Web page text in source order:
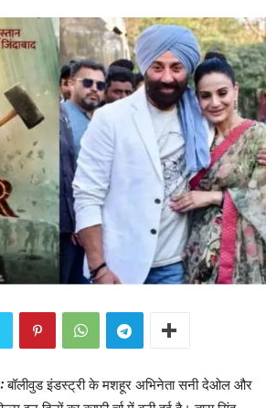
बॉलीवुड इंडस्ट्री के मशहूर अभिनेता सनी देओल और